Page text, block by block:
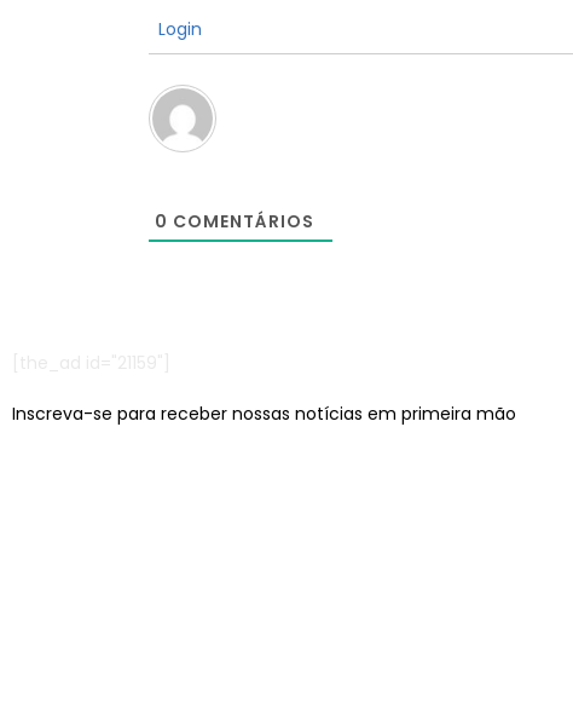
Login
0 COMENTÁRIOS
Inscreva-se para receber nossas notícias em primeira mão